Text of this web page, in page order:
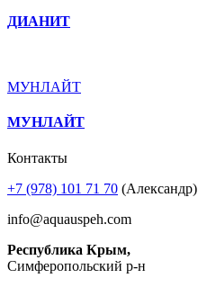
ДИАНИТ
МУНЛАЙТ
МУНЛАЙТ
Контакты
+7 (978) 101 71 70 (Александр)
info@aquauspeh.com
Республика Крым,
Симферопольский р-н